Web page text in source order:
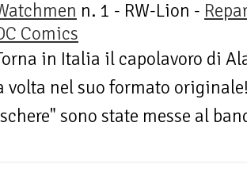
n. 1 - RW-Lion -
Comics
in Italia il capolavoro di
volta nel suo formato
sono state messe al